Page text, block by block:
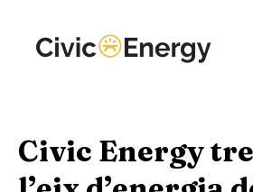
Civic Energy